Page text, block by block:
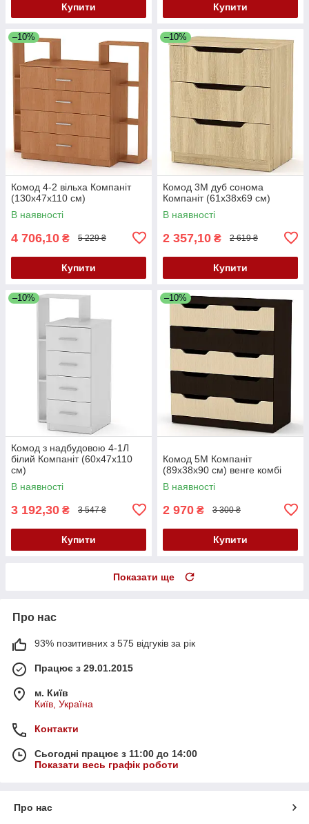
Купити Купити
–10%
Комод 4-2 вільха Компаніт
(130х47х110 см)
В наявності
4 706,10 ₴ 5 229 ₴
Купити
–10%
Комод 3М дуб сонома
Компаніт (61х38х69 см)
В наявності
2 357,10 ₴ 2 619 ₴
Купити
–10%
Комод з надбудовою 4-1Л
білий Компаніт (60х47х110
см)
В наявності
3 192,30 ₴ 3 547 ₴
Купити
–10%
Комод 5М Компаніт
(89х38х90 см) венге комбі
В наявності
2 970 ₴ 3 300 ₴
Купити
Показати ще
Про нас
93% позитивних з 575 відгуків за рік
Працює з 29.01.2015
м. Київ
Київ, Україна
Контакти
Сьогодні працює з 11:00 до 14:00
Показати весь графік роботи
Про нас